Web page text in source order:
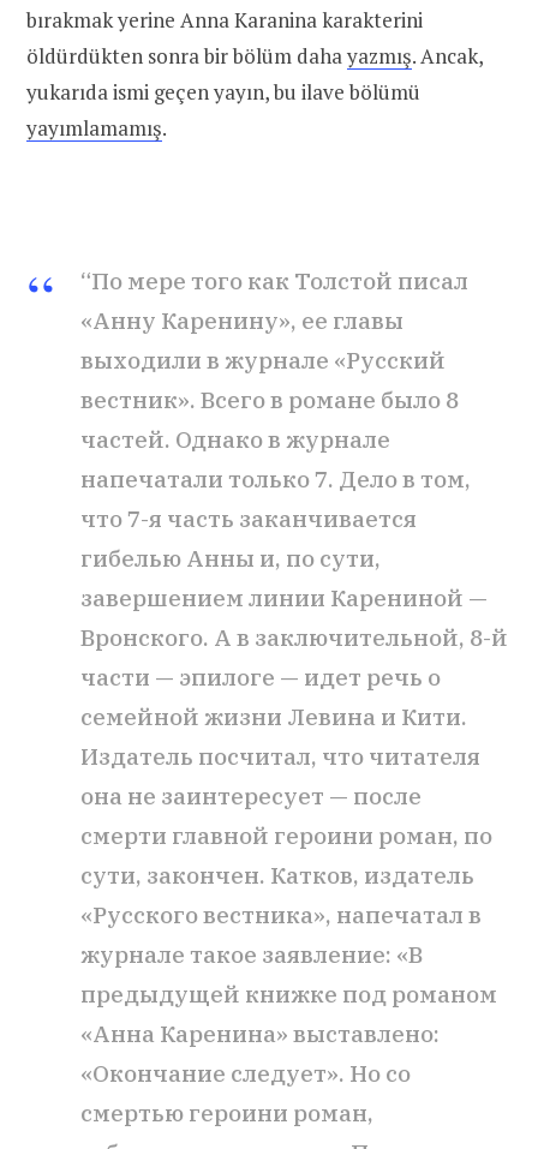
bırakmak yerine Anna Karanina karakterini
öldürdükten sonra bir bölüm dahayazmış. Ancak,
yukarıda ismi geçen yayın, bu ilave bölümü
yayımlamamış.
“По мере того как Толстой писал
«Анну Каренину», ее главы
выходили в журнале «Русский
вестник». Всего в романе было 8
частей. Однако в журнале
напечатали только 7. Дело в том,
что 7-я часть заканчивается
гибелью Анны и, по сути,
завершением линии Карениной —
Вронского. А в заключительной, 8-й
части — эпилоге — идет речь о
семейной жизни Левина и Кити.
Издатель посчитал, что читателя
она не заинтересует — после
смерти главной героини роман, по
сути, закончен. Катков, издатель
«Русского вестника», напечатал в
журнале такое заявление: «В
предыдущей книжке под романом
«Анна Каренина» выставлено:
«Окончание следует». Но со
смертью героини роман,